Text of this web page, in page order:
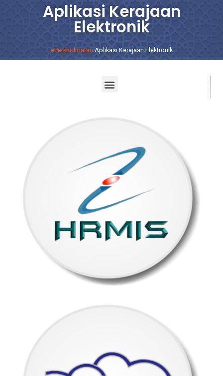
Aplikasi Kerajaan
Elektronik
ePerkhidmatan Aplikasi Kerajaan Elektronik